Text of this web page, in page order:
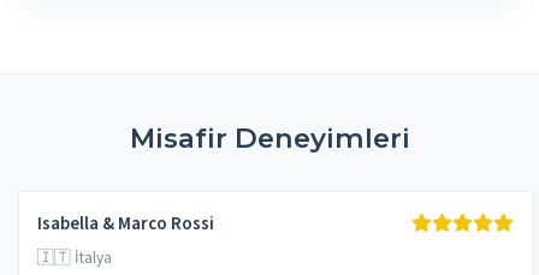
Misafir Deneyimleri
Isabella & Marco Rossi
🇮🇹 İtalya